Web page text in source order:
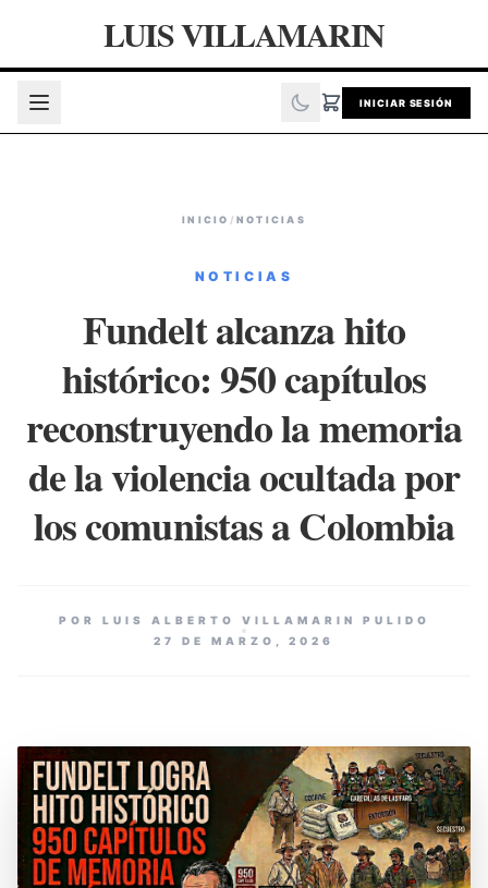
LUIS VILLAMARIN
INICIAR SESIÓN
INICIO / NOTICIAS
NOTICIAS
Fundelt alcanza hito
histórico: 950 capítulos
reconstruyendo la memoria
de la violencia ocultada por
los comunistas a Colombia
POR LUIS ALBERTO VILLAMARIN PULIDO
27 DE MARZO, 2026